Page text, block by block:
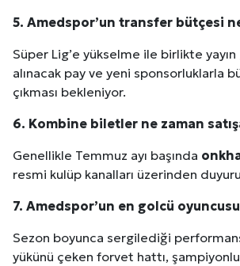
5. Amedspor’un transfer bütçesi
Süper Lig’e yükselme ile birlikte
alınacak pay ve yeni sponsorluklarla
çıkması bekleniyor.
6. Kombine biletler ne zaman
Genellikle Temmuz ayı başında
resmi kulüp kanalları üzerinden
7. Amedspor’un en golcü
Sezon boyunca sergilediği
yükünü çeken forvet hattı,